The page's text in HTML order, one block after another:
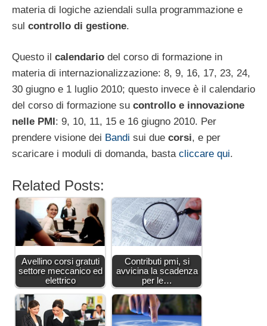
materia di logiche aziendali sulla programmazione e
sul controllo di gestione.
Questo il calendario del corso di formazione in
materia di internazionalizzazione: 8, 9, 16, 17, 23, 24,
30 giugno e 1 luglio 2010; questo invece è il calendario
del corso di formazione su controllo e innovazione
nelle PMI : 9, 10, 11, 15 e 16 giugno 2010. Per
prendere visione dei Bandi sui due corsi, e per
scaricare i moduli di domanda, basta cliccare qui.
Related Posts:
Avellino corsi gratuti
settore meccanico ed
elettrico
Contributi pmi, si
avvicina la scadenza
per le…